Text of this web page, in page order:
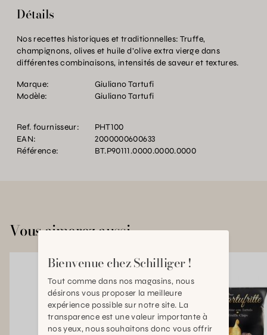
Détails
Nos recettes historiques et traditionnelles: Truffe,
champignons, olives et huile d’olive extra vierge dans
différentes combinaisons, intensités de saveur et textures.
Marque:
Giuliano Tartufi
Modèle:
Giuliano Tartufi
Ref. fournisseur:
PHT100
EAN:
2000000600633
Référence:
BT.P90111.0000.0000.0000
Vous aimerez aussi
Bienvenue chez Schilliger !
Tout comme dans nos magasins, nous
désirons vous proposer la meilleure
expérience possible sur notre site. La
transparence est une valeur importante à
nos yeux, nous souhaitons donc vous offrir